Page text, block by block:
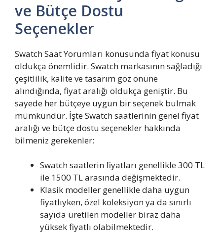
ve Bütçe Dostu
Seçenekler
Swatch Saat Yorumları konusunda fiyat konusu
oldukça önemlidir. Swatch markasının sağladığı
çeşitlilik, kalite ve tasarım göz önüne
alındığında, fiyat aralığı oldukça geniştir. Bu
sayede her bütçeye uygun bir seçenek bulmak
mümkündür. İşte Swatch saatlerinin genel fiyat
aralığı ve bütçe dostu seçenekler hakkında
bilmeniz gerekenler:
Swatch saatlerin fiyatları genellikle 300 TL
ile 1500 TL arasında değişmektedir.
Klasik modeller genellikle daha uygun
fiyatlıyken, özel koleksiyon ya da sınırlı
sayıda üretilen modeller biraz daha
yüksek fiyatlı olabilmektedir.